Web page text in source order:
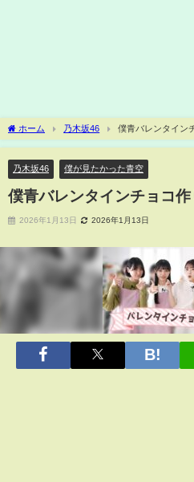
ホーム 乃木坂46 僕青バレンタイン
乃木坂46 僕が見たかった青空
僕青バレンタインチョコ作
2026年1月13日 2026年1月13日